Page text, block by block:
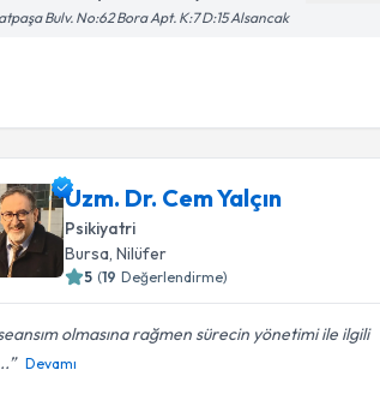
Bulv. No:62 Bora Apt. K:7 D:15 Alsancak
Uzm. Dr. Cem Yalçın
Psikiyatri
Bursa , Nilüfer
5 (19 Değerlendirme)
olmasına rağmen sürecin yönetimi ile ilgili
Devamı